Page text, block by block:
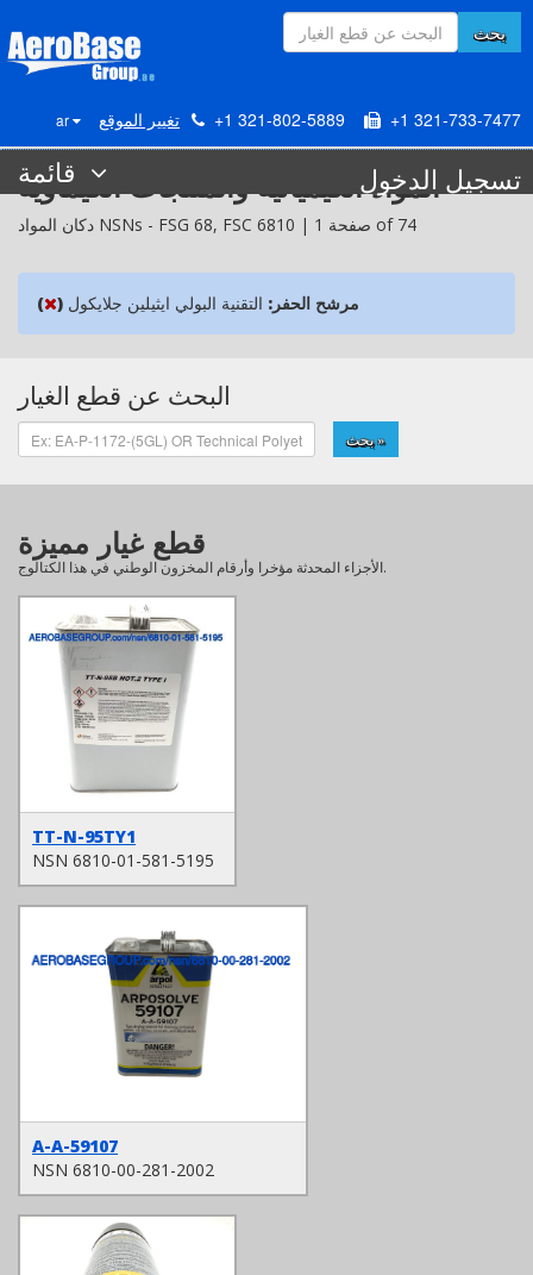
ar تغيير الموقع +1 321-802-5889 +1 321-733-7477
بحث
تسجيل الدخولالمواد الكيميائية والمنتجات الكيماوية
دكان المواد NSNs - FSG 68, FSC 6810 | صفحة 1 of 74
( ) مرشح الحفر: التقنية البولي ايثيلين جلايكول
البحث عن قطع الغيار
بحث »
قطع غيار مميزة
الأجزاء المحدثة مؤخرا وأرقام المخزون الوطني في هذا الكتالوج.
TT-N-95TY1
NSN 6810-01-581-5195
A-A-59107
NSN 6810-00-281-2002